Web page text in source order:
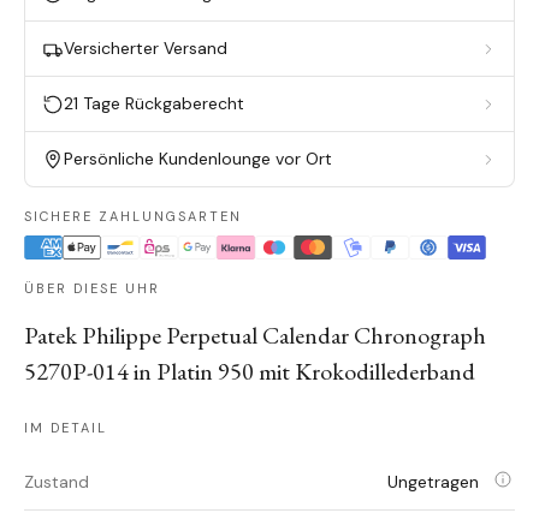
Versicherter Versand
21 Tage Rückgaberecht
Persönliche Kundenlounge vor Ort
SICHERE ZAHLUNGSARTEN
ÜBER DIESE UHR
Patek Philippe Perpetual Calendar Chronograph
5270P-014 in Platin 950 mit Krokodillederband
IM DETAIL
Zustand Ungetragen